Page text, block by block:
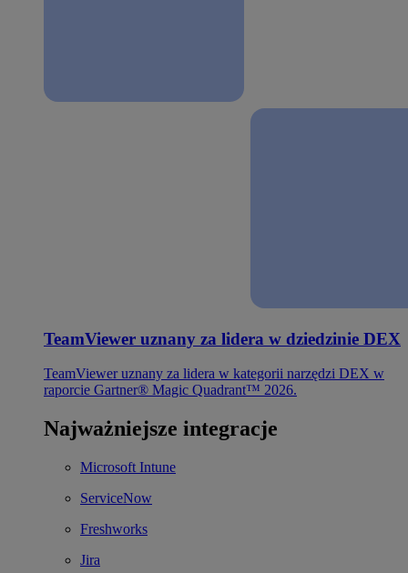
TeamViewer uznany za lidera w dziedzinie DEX
TeamViewer uznany za lidera w kategorii narzędzi DEX w
raporcie Gartner® Magic Quadrant™ 2026.
Najważniejsze integracje
Microsoft Intune
ServiceNow
Freshworks
Jira